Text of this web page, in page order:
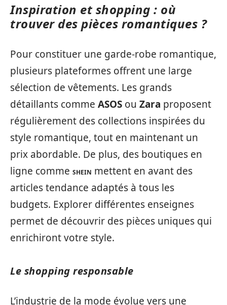
Inspiration et shopping : où
trouver des pièces romantiques ?
Pour constituer une garde-robe romantique,
plusieurs plateformes offrent une large
sélection de vêtements. Les grands
détaillants comme ASOS ou Zara proposent
régulièrement des collections inspirées du
style romantique, tout en maintenant un
prix abordable. De plus, des boutiques en
ligne comme SHEIN mettent en avant des
articles tendance adaptés à tous les
budgets. Explorer différentes enseignes
permet de découvrir des pièces uniques qui
enrichiront votre style.
Le shopping responsable
L’industrie de la mode évolue vers une